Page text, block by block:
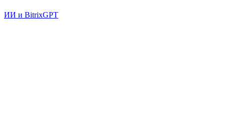
ИИ и BitrixGPT